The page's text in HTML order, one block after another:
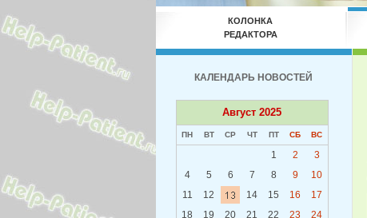
КОЛОНКА
РЕДАКТОРА
КАЛЕНДАРЬ НОВОСТЕЙ
Август 2025
ПН ВТ СР ЧТ ПТ СБ ВС
1 2
3
4
5 6 7 8 9
10
11
12 14 15 16
17
18
19 20 21 22 23
24